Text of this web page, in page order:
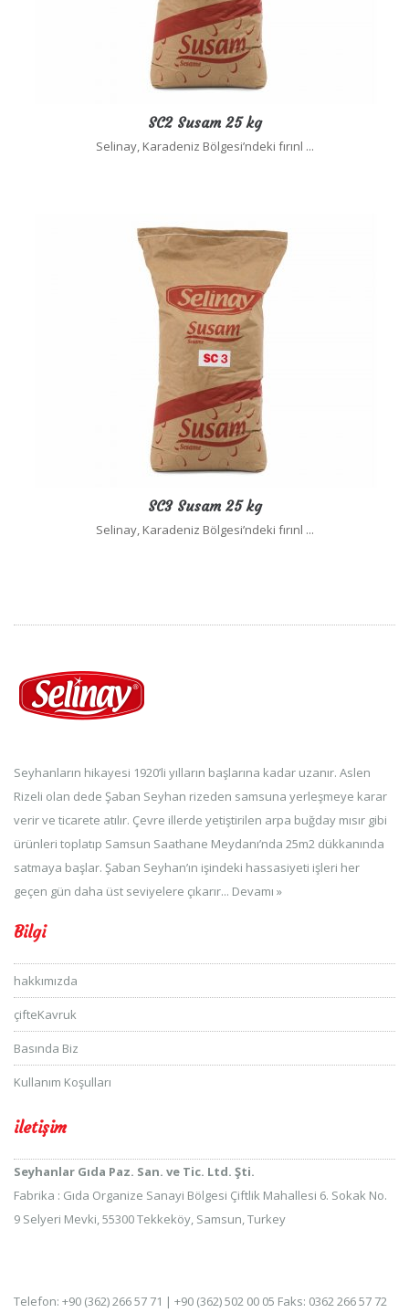
SC2 Susam 25 kg
Selinay, Karadeniz Bölgesi’ndeki fırınl ...
SC3 Susam 25 kg
Selinay, Karadeniz Bölgesi’ndeki fırınl ...
Seyhanların hikayesi 1920’li yılların başlarına kadar uzanır. Aslen
Rizeli olan dede Şaban Seyhan rizeden samsuna yerleşmeye karar
verir ve ticarete atılır. Çevre illerde yetiştirilen arpa buğday mısır gibi
ürünleri toplatıp Samsun Saathane Meydanı’nda 25m2 dükkanında
satmaya başlar. Şaban Seyhan’ın işindeki hassasiyeti işleri her
geçen gün daha üst seviyelere çıkarır... Devamı »
Bilgi
hakkımızda
çifteKavruk
Basında Biz
Kullanım Koşulları
iletişim
Seyhanlar Gıda Paz. San. ve Tic. Ltd. Şti.
Fabrika : Gıda Organize Sanayi Bölgesi Çiftlik Mahallesi 6. Sokak No.
9 Selyeri Mevki, 55300 Tekkeköy, Samsun, Turkey
Telefon: +90 (362) 266 57 71 | +90 (362) 502 00 05 Faks: 0362 266 57 72